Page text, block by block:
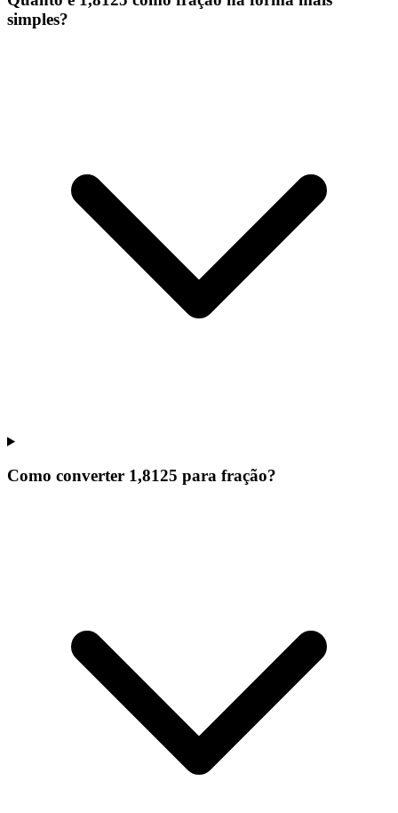
simples?
Como converter 1,8125 para fração?